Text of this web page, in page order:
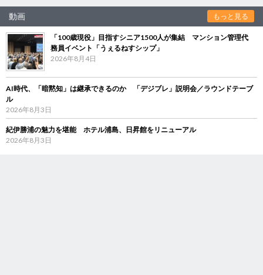
動画 もっと見る
「100歳現役」目指すシニア1500人が集結 マンション管理代
務員イベント「うぇるねすシップ」
2026年8月4日
AI時代、「暗黙知」は継承できるのか 「デジブレ」説明会／ラウンドテーブ
ル
2026年8月3日
紀伊勝浦の魅力を堪能 ホテル浦島、日昇館をリニューアル
2026年8月3日